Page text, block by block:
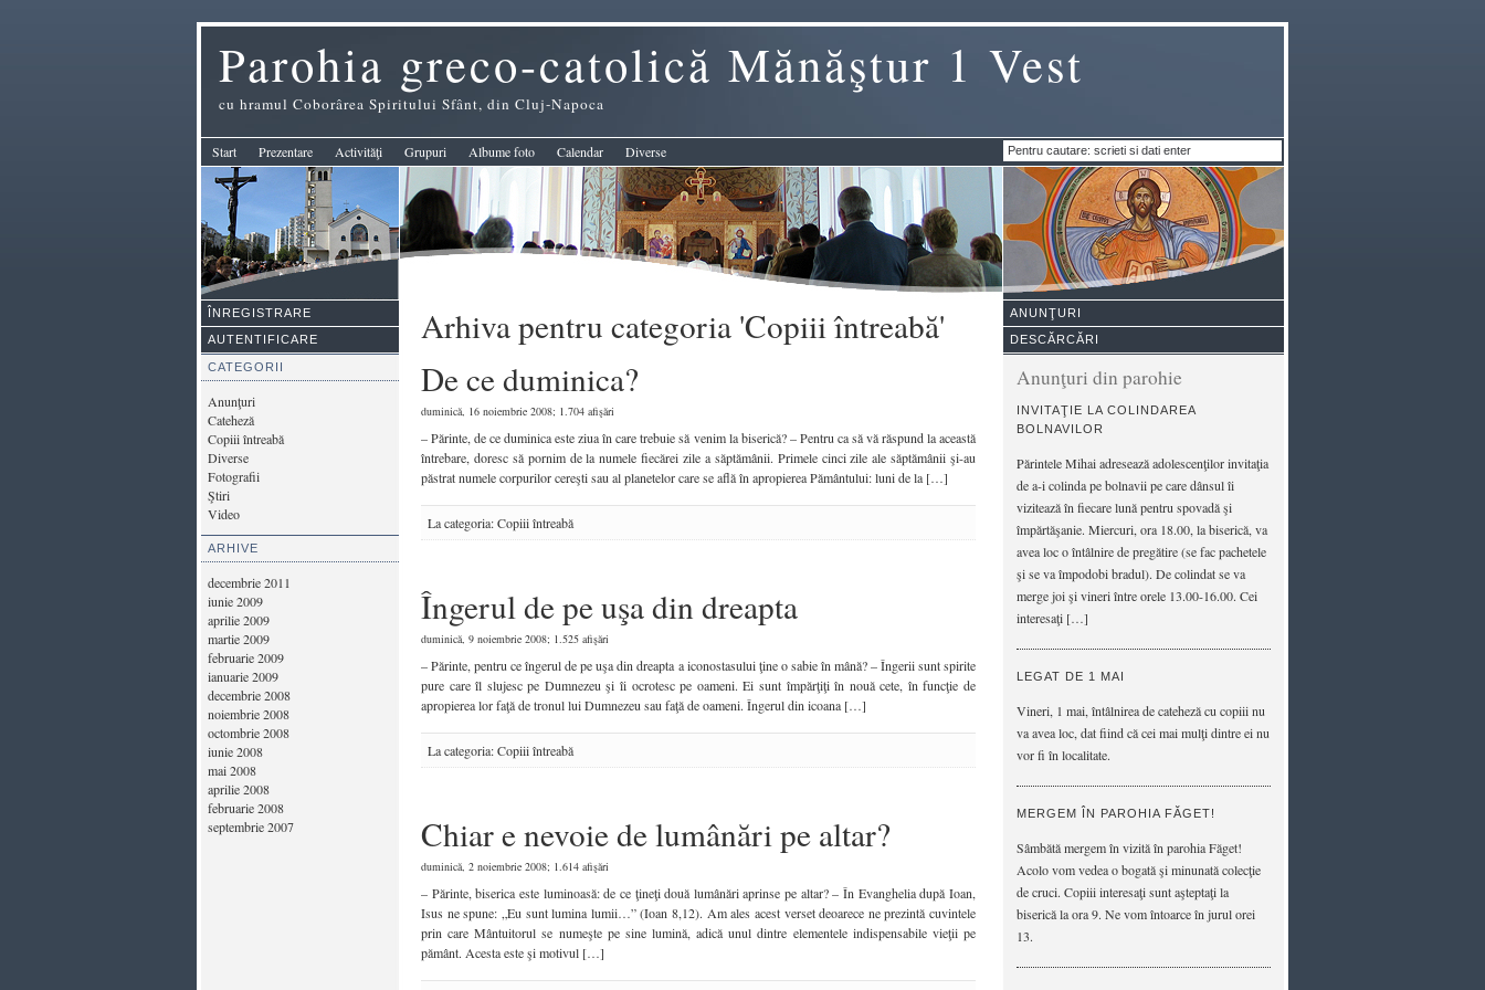
Parohia greco-catolică Mănăştur 1 Vest
cu hramul Coborârea Spiritului Sfânt, din Cluj-Napoca
Start Prezentare Activităţi Grupuri Albume foto Calendar Diverse
ÎNREGISTRARE
AUTENTIFICARE
CATEGORII
Anunţuri
Cateheză
Copiii întreabă
Diverse
Fotografii
Ştiri
Video
ARHIVE
decembrie 2011
iunie 2009
aprilie 2009
martie 2009
februarie 2009
ianuarie 2009
decembrie 2008
noiembrie 2008
octombrie 2008
iunie 2008
mai 2008
aprilie 2008
februarie 2008
septembrie 2007
Arhiva pentru categoria 'Copiii întreabă'
De ce duminica?
duminică, 16 noiembrie 2008; 1.704 afişări
– Părinte, de ce duminica este ziua în care trebuie să venim la biserică? – Pentru ca să vă răspund la această
întrebare, doresc să pornim de la numele fiecărei zile a săptămânii. Primele cinci zile ale săptămânii şi-au
păstrat numele corpurilor cereşti sau al planetelor care se află în apropierea Pământului: luni de la […]
La categoria:Copiii întreabă
Îngerul de pe uşa din dreapta
duminică, 9 noiembrie 2008; 1.525 afişări
– Părinte, pentru ce îngerul de pe uşa din dreapta a iconostasului ţine o sabie în mână? – Îngerii sunt spirite
pure care îl slujesc pe Dumnezeu şi îi ocrotesc pe oameni. Ei sunt împărţiţi în nouă cete, în funcţie de
apropierea lor faţă de tronul lui Dumnezeu sau faţă de oameni. Îngerul din icoana […]
La categoria:Copiii întreabă
Chiar e nevoie de lumânări pe altar?
duminică, 2 noiembrie 2008; 1.614 afişări
– Părinte, biserica este luminoasă: de ce ţineţi două lumânări aprinse pe altar? – În Evanghelia după Ioan,
Isus ne spune: „Eu sunt lumina lumii…” (Ioan 8,12). Am ales acest verset deoarece ne prezintă cuvintele
prin care Mântuitorul se numeşte pe sine lumină, adică unul dintre elementele indispensabile vieţii pe
pământ. Acesta este şi motivul […]
ANUNŢURI
DESCĂRCĂRI
Anunţuri din parohie
INVITAŢIE LA COLINDAREA
BOLNAVILOR
Părintele Mihai adresează adolescenţilor invitaţia
de a-i colinda pe bolnavii pe care dânsul îi
vizitează în fiecare lună pentru spovadă şi
împărtăşanie. Miercuri, ora 18.00, la biserică, va
avea loc o întâlnire de pregătire (se fac pachetele
şi se va împodobi bradul). De colindat se va
merge joi şi vineri între orele 13.00-16.00. Cei
interesaţi […]
LEGAT DE 1 MAI
Vineri, 1 mai, întâlnirea de cateheză cu copiii nu
va avea loc, dat fiind că cei mai mulţi dintre ei nu
vor fi în localitate.
MERGEM ÎN PAROHIA FĂGET!
Sâmbătă mergem în vizită în parohia Făget!
Acolo vom vedea o bogată şi minunată colecţie
de cruci. Copiii interesaţi sunt aşteptaţi la
biserică la ora 9. Ne vom întoarce în jurul orei
13.